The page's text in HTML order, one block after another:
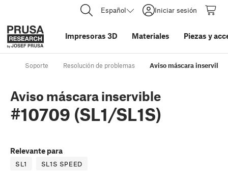
Español Iniciar sesión
Impresoras 3D Materiales Piezas y
Soporte Resolución de problemas Aviso máscara inservible
Aviso máscara inservible
#10709 (SL1/SL1S)
Relevante para
SL1 SL1S SPEED